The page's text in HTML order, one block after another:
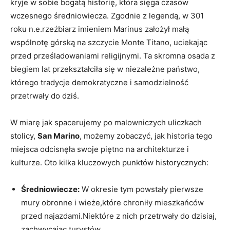
kryje w sobie bogatą historię, która sięga czasów⁣
wczesnego średniowiecza. Zgodnie z legendą, w 301⁤
roku n.e.rzeźbiarz imieniem Marinus założył małą
wspólnotę górską na szczycie Monte Titano, ⁤uciekając
przed prześladowaniami ⁤religijnymi. Ta skromna osada ‌z ​
biegiem ​lat przekształciła się w niezależne państwo,​
którego tradycje demokratyczne i samodzielność‍
przetrwały ⁤do dziś.
W miarę jak spacerujemy po malowniczych uliczkach​
stolicy, San⁢ Marino, możemy zobaczyć, jak historia tego‌
miejsca odcisnęła swoje piętno⁣ na architekturze i
kulturze. Oto kilka kluczowych punktów historycznych:
Średniowiecze: W okresie tym‍ powstały pierwsze
mury obronne‍ i wieże,które chroniły mieszkańców
⁣przed najazdami.Niektóre z nich przetrwały do dzisiaj,⁤